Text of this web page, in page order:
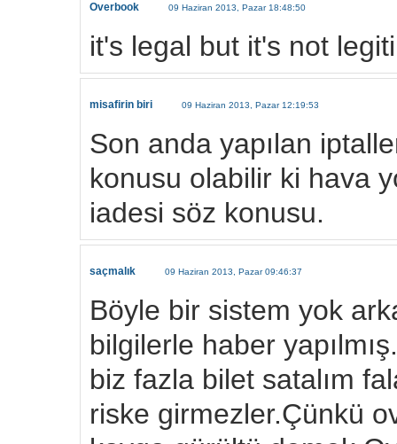
Overbook 09 Haziran 2013, Pazar 18:48:50
it's legal but it's not
misafirin biri 09 Haziran 2013, Pazar 12:19:53
Son anda yapılan
konusu olabilir ki hava
iadesi söz konusu.
saçmalık 09 Haziran 2013, Pazar 09:46:37
Böyle bir sistem yok
bilgilerle haber
biz fazla bilet satalım
riske girmezler.Çünkü